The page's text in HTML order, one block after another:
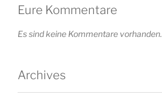
Eure Kommentare
Es sind keine Kommentare vorhanden.
Archives